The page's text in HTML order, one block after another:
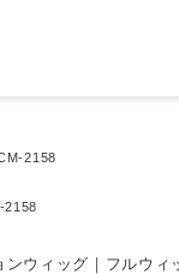
2158
2158
ンウィッグ｜フルウィ